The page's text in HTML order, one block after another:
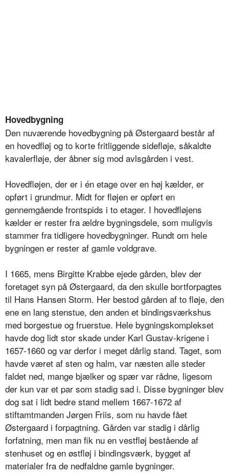
Hovedbygning
Den nuværende hovedbygning på Østergaard består af
en hovedfløj og to korte fritliggende sidefløje, såkaldte
kavalerfløje, der åbner sig mod avlsgården i vest.
Hovedfløjen, der er i én etage over en høj kælder, er
opført i grundmur. Midt for fløjen er opført en
gennemgående frontspids i to etager. I hovedfløjens
kælder er rester fra ældre bygningsdele, som muligvis
stammer fra tidligere hovedbygninger. Rundt om hele
bygningen er rester af gamle voldgrave.
I 1665, mens Birgitte Krabbe ejede gården, blev der
foretaget syn på Østergaard, da den skulle bortforpagtes
til Hans Hansen Storm. Her bestod gården af to fløje, den
ene en lang stenstue, den anden et bindingsværkshus
med borgestue og fruerstue. Hele bygningskomplekset
havde dog lidt stor skade under Karl Gustav-krigene i
1657-1660 og var derfor i meget dårlig stand. Taget, som
havde været af sten og halm, var næsten alle steder
faldet ned, mange bjælker og spær var rådne, ligesom
der kun var et par som stadig sad i. Disse bygninger blev
dog sat i lidt bedre stand mellem 1667-1672 af
stiftamtmanden Jørgen Friis, som nu havde fået
Østergaard i forpagtning. Gården var stadig i dårlig
forfatning, men man fik nu en vestfløj bestående af
stenhuset og en østfløj i bindingsværk, bygget af
materialer fra de nedfaldne gamle bygninger.